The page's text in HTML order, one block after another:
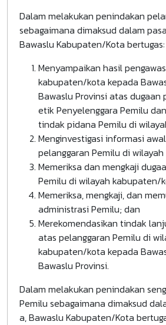
Dalam melakukan penindakan
sebagaimana dimaksud dalam
Bawaslu Kabupaten/Kota bertugas:
Menyampaikan hasil
kabupaten/kota kepada
Bawaslu Provinsi atas dugaan
etik Penyelenggara Pemilu
tindak pidana Pemilu di
Menginvestigasi informasi
pelanggaran Pemilu di
Memeriksa dan mengkaji
Pemilu di wilayah kabupaten/
Memeriksa, mengkaji, dan
administrasi Pemilu; dan
Merekomendasikan tindak
atas pelanggaran Pemilu di
kabupaten/kota kepada
Bawaslu Provinsi.
Dalam melakukan penindakan
Pemilu sebagaimana dimaksud
a, Bawaslu Kabupaten/Kota